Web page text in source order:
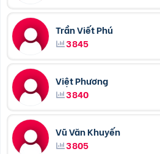
Trần Viết Phú
3845
Việt Phương
3840
Vũ Văn Khuyến
3805